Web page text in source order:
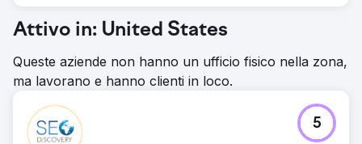
Attivo in: United States
Queste aziende non hanno un ufficio fisico nella zona,
ma lavorano e hanno clienti in loco.
5